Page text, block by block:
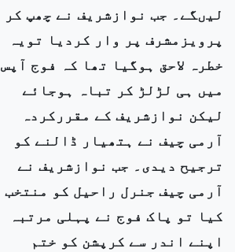
لیںگے۔ جب نوازشریف نے چھپ کر
پرویزمشرف پر وار کردیا تویہ
خطرہ لاحق ہوگیا تھا کہ فوج آپس
میں ہی لڑلڑ کر تباہ ہوجائے
لیکن نوازشریف کے مقررکردہ
آرمی چیف نے ہتھیار ڈالنے کو
ترجیح دیدی۔ جب نوازشریف نے
آرمی چیف جنرل راحیل کو منتخب
کیا تو پاک فوج نے پہلی مرتبہ
اپنے اندر سے کرپشن کو ختم